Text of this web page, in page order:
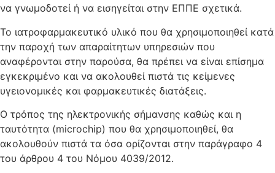
να γνωμοδοτεί ή να εισηγείται στην ΕΠΠΕ σχετικά.
Το ιατροφαρμακευτικό υλικό που θα χρησιμοποιηθεί κατά
την παροχή των απαραίτητων υπηρεσιών που
αναφέρονται στην παρούσα, θα πρέπει να είναι επίσημα
εγκεκριμένο και να ακολουθεί πιστά τις κείμενες
υγειονομικές και φαρμακευτικές διατάξεις.
Ο τρόπος της ηλεκτρονικής σήμανσης καθώς και η
ταυτότητα (microchip) που θα χρησιμοποιηθεί, θα
ακολουθούν πιστά τα όσα ορίζονται στην παράγραφο 4
του άρθρου 4 του Νόμου 4039/2012.